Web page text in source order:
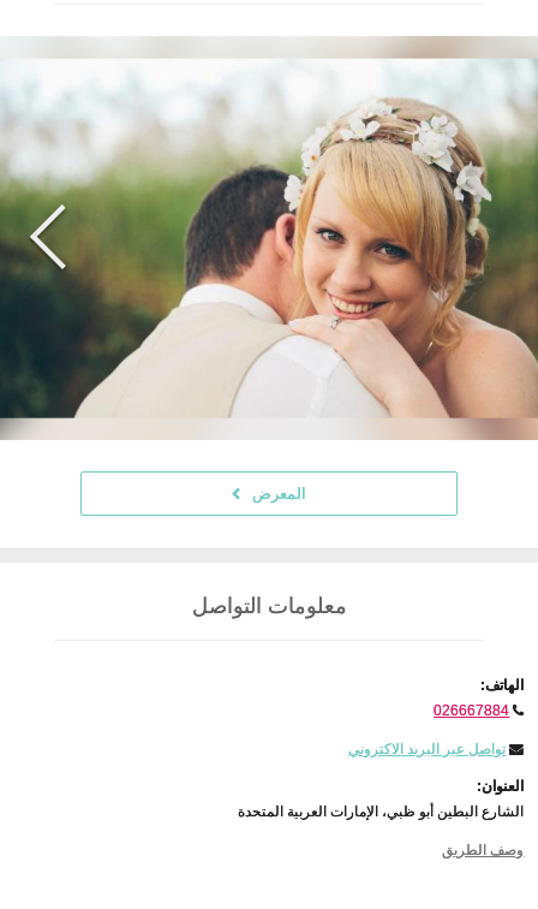
المعرض
معلومات التواصل
الهاتف:
026667884
تواصل عبر البريد الاكتروني
العنوان:
الشارع البطين أبو ظبي، الإمارات العربية المتحدة
وصف الطريق